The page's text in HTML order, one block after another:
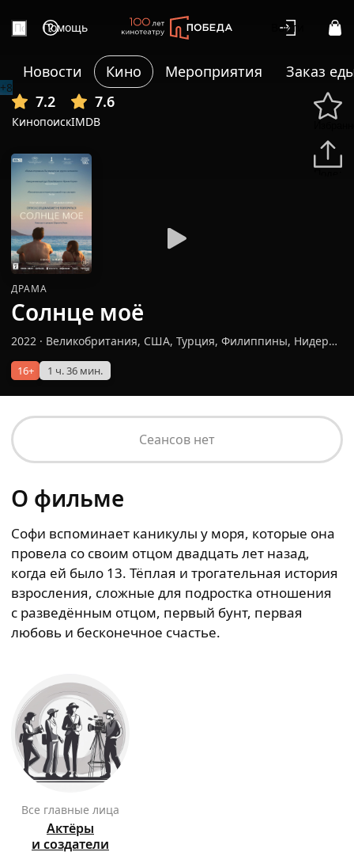
Помощь Войти
Новости Кино Мероприятия
Заказ
7.2
Кинопоиск
7.6
IMDB
+8
ДРАМА
Солнце моё
2022 · Великобритания, США, Турция, Филиппины, Нидерланды
16+ 1 ч. 36 мин.
Сеансов нет
О фильме
Софи вспоминает каникулы у моря, которые она
провела со своим отцом двадцать лет назад,
когда ей было 13. Тёплая и трогательная история
взросления, сложные для подростка отношения
с разведённым отцом, первый бунт, первая
любовь и бесконечное счастье.
Все главные лица
Актёры
и создатели